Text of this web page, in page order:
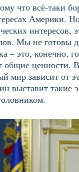
что всё-таки
Америки.
Мы не готовы
– это, конечно,
общие ценности.
мир зависит от
выставит такие